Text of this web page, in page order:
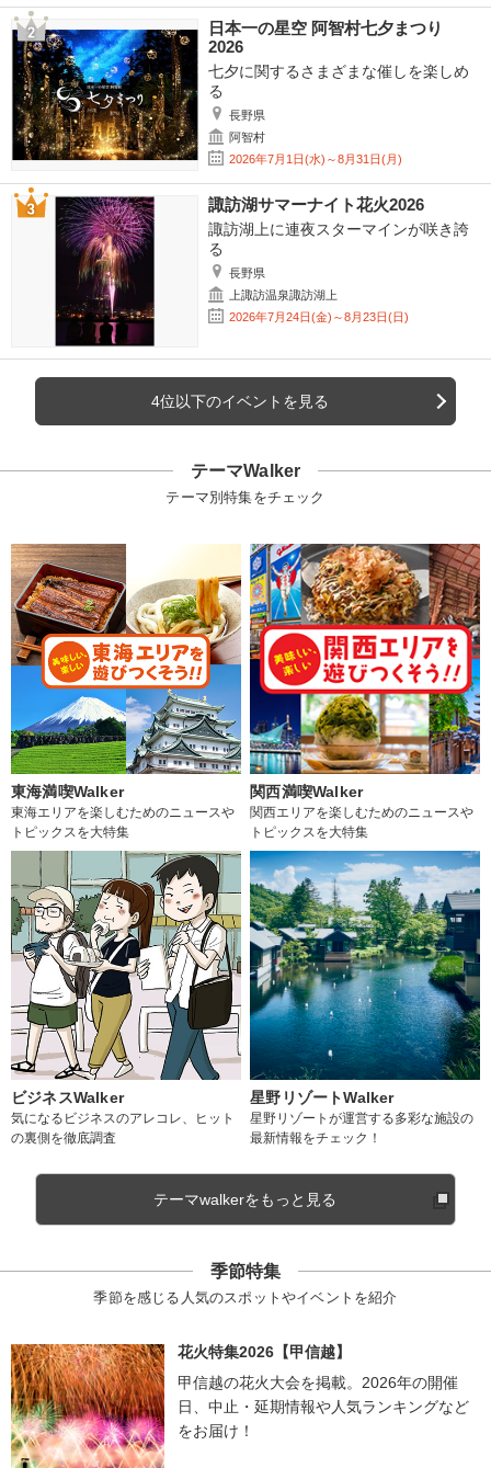
日本一の星空 阿智村七夕まつり
2026
七夕に関するさまざまな催しを楽しめ
る
長野県
阿智村
2026年7月1日(水)～8月31日(月)
諏訪湖サマーナイト花火2026
諏訪湖上に連夜スターマインが咲き誇
る
長野県
上諏訪温泉諏訪湖上
2026年7月24日(金)～8月23日(日)
4位以下のイベントを見る
テーマWalker
テーマ別特集をチェック
東海満喫Walker
東海エリアを楽しむためのニュースや
トピックスを大特集
関西満喫Walker
関西エリアを楽しむためのニュースや
トピックスを大特集
ビジネスWalker
気になるビジネスのアレコレ、ヒット
の裏側を徹底調査
星野リゾートWalker
星野リゾートが運営する多彩な施設の
最新情報をチェック！
テーマwalkerをもっと見る
季節特集
季節を感じる人気のスポットやイベントを紹介
花火特集2026【甲信越】
甲信越の花火大会を掲載。2026年の開催
日、中止・延期情報や人気ランキングなど
をお届け！